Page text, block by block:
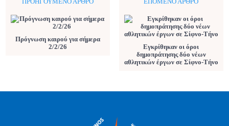
Πρόγνωση καιρού για σήμερα
2/2/26
Εγκρίθηκαν οι όροι
δημοπράτησης δύο νέων
αθλητικών έργων σε Σίφνο-Τήνο